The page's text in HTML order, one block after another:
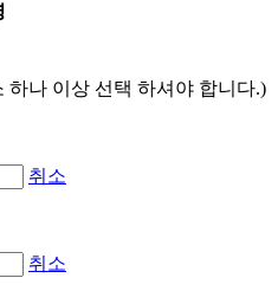
하나 이상 선택 하셔야 합니다.)
취소
취소